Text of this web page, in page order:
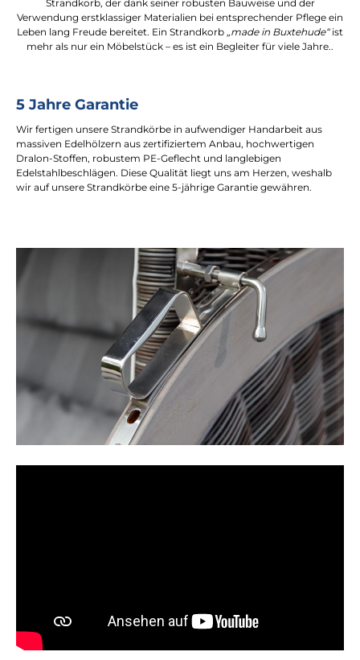
Strandkorb, der dank seiner robusten Bauweise und der
Verwendung erstklassiger Materialien bei entsprechender Pflege ein
Leben lang Freude bereitet. Ein Strandkorb „made in Buxtehude“ist
mehr als nur ein Möbelstück – es ist ein Begleiter für viele Jahre..
5 Jahre Garantie
Wir fertigen unsere Strandkörbe in aufwendiger Handarbeit aus
massiven Edelhölzern aus zertifiziertem Anbau, hochwertigen
Dralon-Stoffen, robustem PE-Geflecht und langlebigen
Edelstahlbeschlägen. Diese Qualität liegt uns am Herzen, weshalb
wir auf unsere Strandkörbe eine 5-jährige Garantie gewähren.